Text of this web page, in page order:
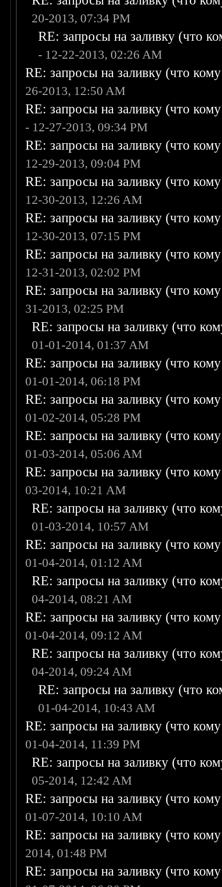
20-2013, 07:34 PM
RE: запросы на заливку (что
- 12-22-2013, 02:26 AM
RE: запросы на заливку (что
26-2013, 12:50 AM
RE: запросы на заливку (что
- 12-27-2013, 09:34 PM
RE: запросы на заливку (что
12-29-2013, 09:04 PM
RE: запросы на заливку (что
12-30-2013, 12:26 AM
RE: запросы на заливку (что
12-30-2013, 07:15 PM
RE: запросы на заливку (что
12-31-2013, 02:02 PM
RE: запросы на заливку (что
31-2013, 02:25 PM
RE: запросы на заливку (что
01-01-2014, 01:37 AM
RE: запросы на заливку (что
01-01-2014, 06:18 PM
RE: запросы на заливку (что
01-02-2014, 05:28 PM
RE: запросы на заливку (что
01-03-2014, 05:06 AM
RE: запросы на заливку (что
03-2014, 10:21 AM
RE: запросы на заливку (что
01-03-2014, 10:57 AM
RE: запросы на заливку (что
01-04-2014, 01:12 AM
RE: запросы на заливку (что
04-2014, 08:21 AM
RE: запросы на заливку (что
01-04-2014, 09:12 AM
RE: запросы на заливку (что
04-2014, 09:24 AM
RE: запросы на заливку (что
01-04-2014, 10:43 AM
RE: запросы на заливку (что
01-04-2014, 11:39 PM
RE: запросы на заливку (что
05-2014, 12:42 AM
RE: запросы на заливку (что
01-07-2014, 10:10 AM
RE: запросы на заливку (что
2014, 01:48 PM
RE: запросы на заливку (что